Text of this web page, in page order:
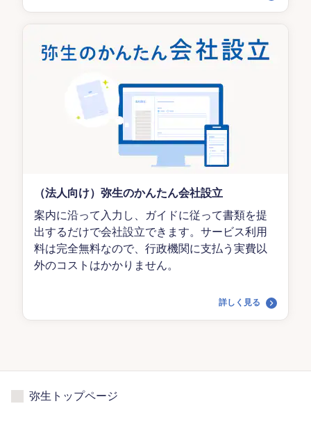
（法人向け）弥生のかんたん会社設立
案内に沿って入力し、ガイドに従って書類を提
出するだけで会社設立できます。サービス利用
料は完全無料なので、行政機関に支払う実費以
外のコストはかかりません。
詳しく見る
弥生トップページ